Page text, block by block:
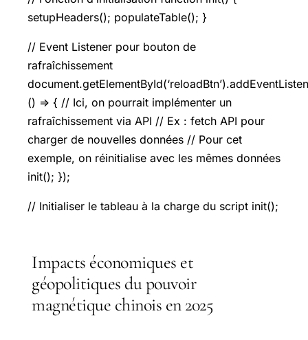
setupHeaders(); populateTable(); }
// Event Listener pour bouton de
rafraîchissement
() => { // Ici, on pourrait implémenter un
rafraîchissement via API // Ex : fetch API pour
charger de nouvelles données // Pour cet
exemple, on réinitialise avec les mêmes données
init(); });
// Initialiser le tableau à la charge du script init();
Impacts économiques et
géopolitiques du pouvoir
magnétique chinois en 2025